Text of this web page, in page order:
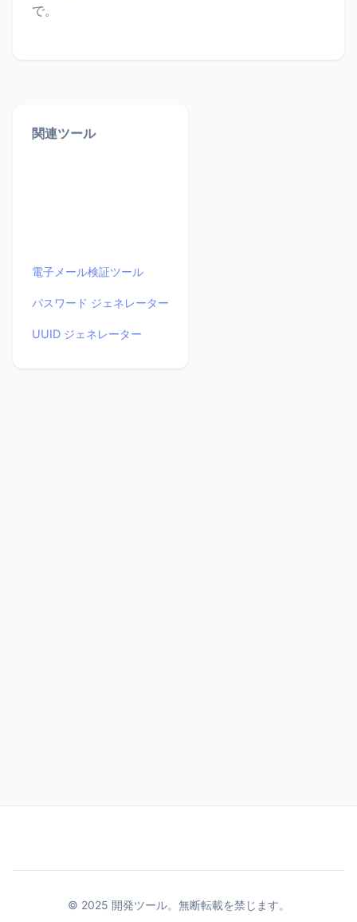
で。
関連ツール
電子メール検証ツール
パスワード ジェネレーター
UUID ジェネレーター
© 2025 開発ツール。無断転載を禁じます。